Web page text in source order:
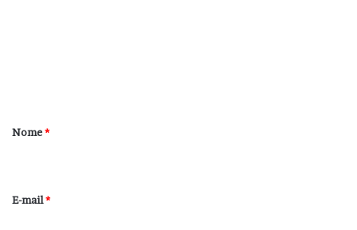
r
*
Nome*
E-mail*